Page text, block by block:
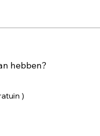
hebben?
)​